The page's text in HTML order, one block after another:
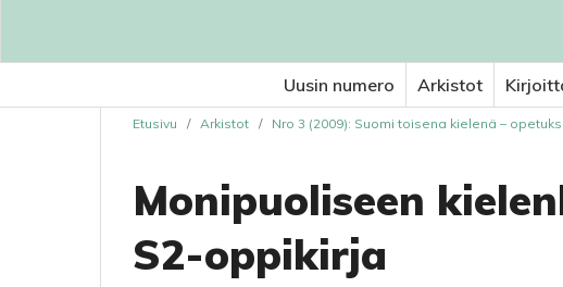
Uusin numero Arkistot
Etusivu / Arkistot / Nro 3 (2009): Suomi toisena kielenä –
Monipuoliseen
S2-oppikirja